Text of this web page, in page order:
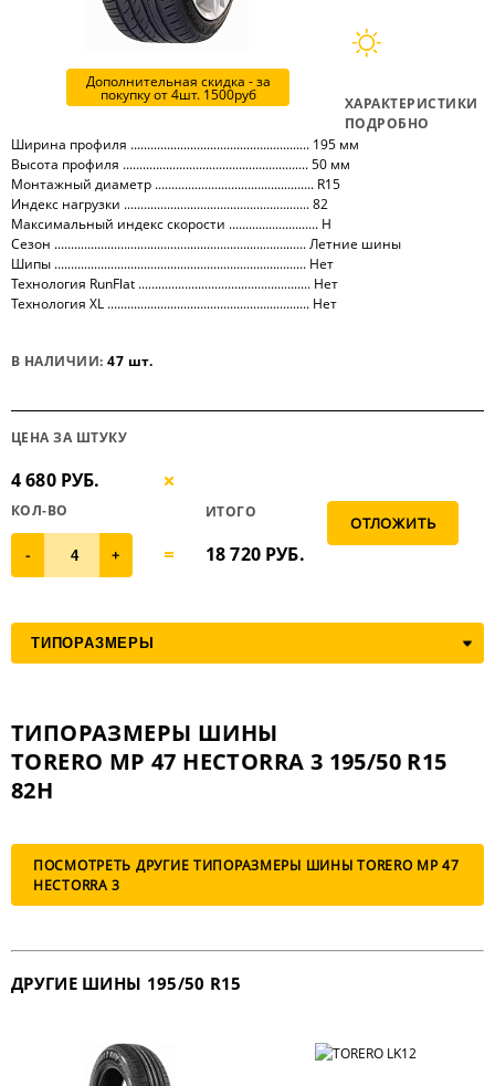
Дополнительная скидка - за
покупку от 4шт. 1500руб
ХАРАКТЕРИСТИКИ
ПОДРОБНО
Ширина профиля ...................................................... 195 мм
Высота профиля ........................................................ 50 мм
Монтажный диаметр ................................................ R15
Индекс нагрузки ........................................................ 82
Максимальный индекс скорости ........................... H
Сезон ............................................................................ Летние шины
Шипы ............................................................................ Нет
Технология RunFlat .................................................... Нет
Технология XL ............................................................. Нет
В НАЛИЧИИ:47 шт.
ЦЕНА ЗА ШТУКУ
4 680 РУБ.
КОЛ-ВО
- +
ИТОГО
18 720РУБ.
ТИПОРАЗМЕРЫ ШИНЫ
TORERO MP 47 HECTORRA 3 195/50 R15
82H
ПОСМОТРЕТЬ ДРУГИЕ ТИПОРАЗМЕРЫ ШИНЫ TORERO MP 47
HECTORRA 3
ДРУГИЕ ШИНЫ 195/50 R15